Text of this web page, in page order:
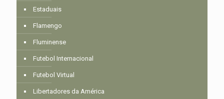
Estaduais
Flamengo
Fluminense
Futebol Internacional
Futebol Virtual
Libertadores da América